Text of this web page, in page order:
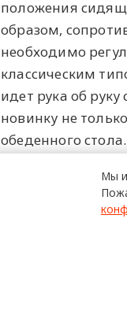
положения
образом,
необходимо
классическим
идет рука об
новинку не
обеденного стола.
Мы